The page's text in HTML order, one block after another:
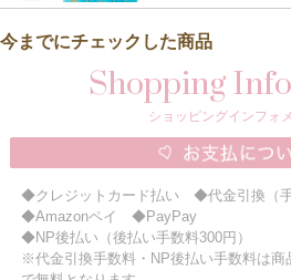
今までにチェックした商品
Shopping
ショッピングインフォ
◆クレジットカード払い ◆代金引換（手
◆Amazonペイ ◆PayPay
◆NP後払い（後払い手数料300円）
※代金引換手数料・NP後払い手数料は商